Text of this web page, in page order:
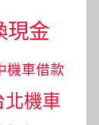
現金
機車借款
北機車